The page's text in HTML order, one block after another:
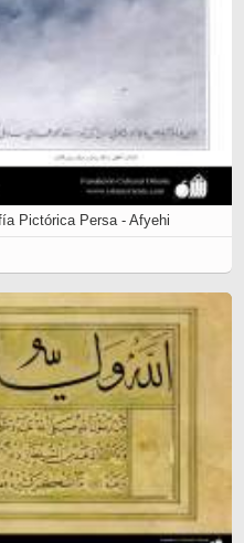
Pictórica Persa - Afyehi